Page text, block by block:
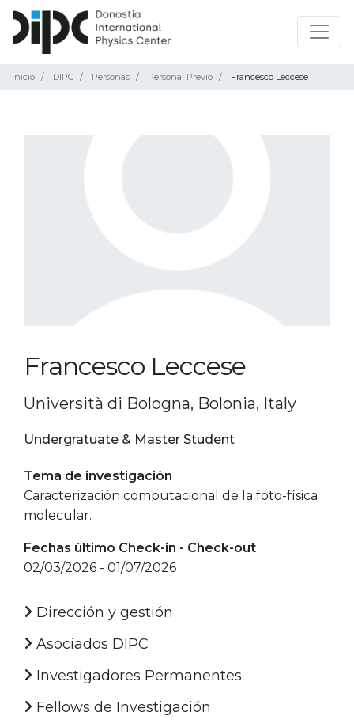
Inicio DIPC Personas Personal Previo Francesco Leccese
Francesco Leccese
Università di Bologna, Bolonia, Italy
Undergratuate & Master Student
Tema de investigación
Caracterización computacional de la foto-física
molecular.
Fechas último Check-in - Check-out
02/03/2026 - 01/07/2026
Dirección y gestión
Asociados DIPC
Investigadores Permanentes
Fellows de Investigación